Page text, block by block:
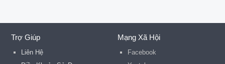
Trợ Giúp
Liên Hệ
Mạng Xã Hội
Facebook